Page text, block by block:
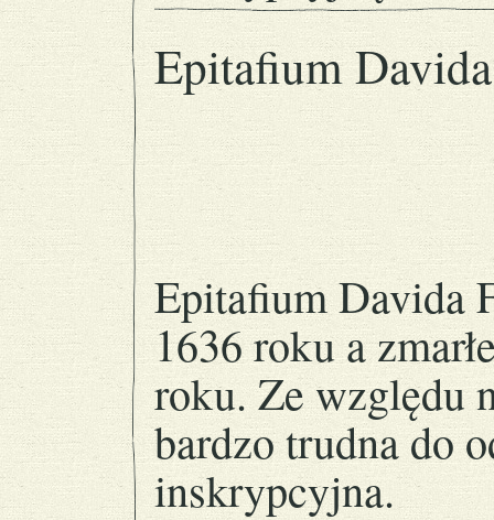
Epitafium
Epitafium Davida
1636 roku a
roku. Ze względu
bardzo trudna do
inskrypcyjna.